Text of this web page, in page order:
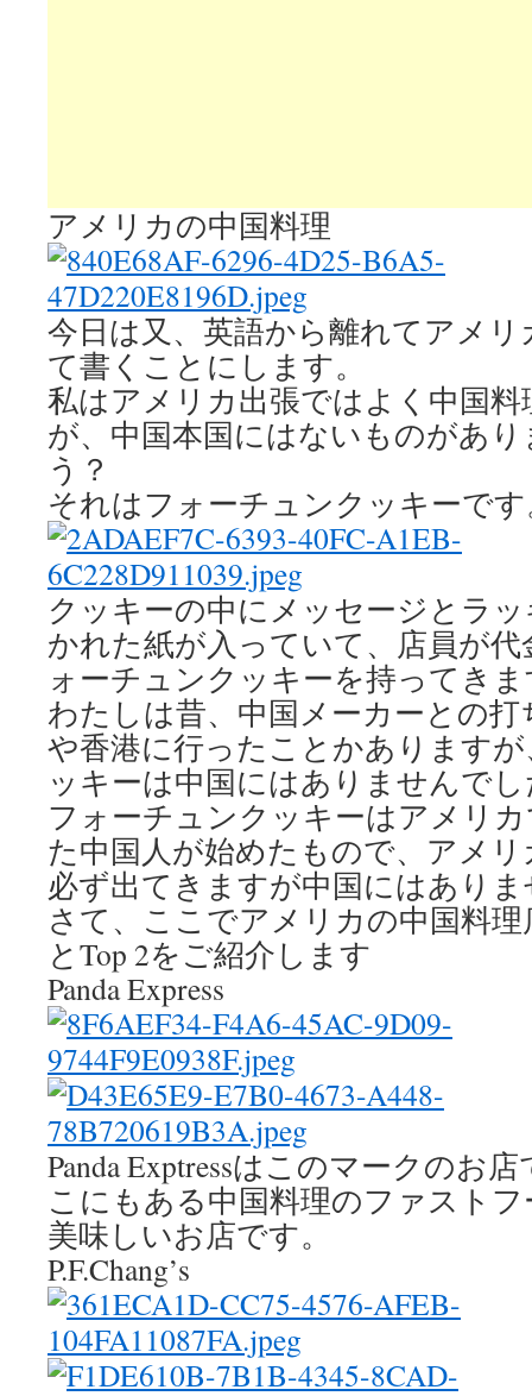
アメリカの中国料理
今日は又、英語から離れてアメ
て書くことにします。
私はアメリカ出張ではよく中国
が、中国本国にはないものがあ
う？
それはフォーチュンクッキーで
クッキーの中にメッセージとラ
かれた紙が入っていて、店員が
ォーチュンクッキーを持ってき
わたしは昔、中国メーカーとの
や香港に行ったことかあります
ッキーは中国にはありませんで
フォーチュンクッキーはアメリ
た中国人が始めたもので、アメ
必ず出てきますが中国にはあり
さて、ここでアメリカの中国料理
とTop 2をご紹介します
Panda Express
Panda Exptressはこのマークのお
こにもある中国料理のファスト
美味しいお店です。
P.F.Chang’s